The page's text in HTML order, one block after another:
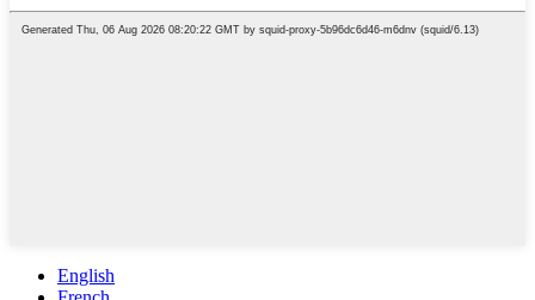
English